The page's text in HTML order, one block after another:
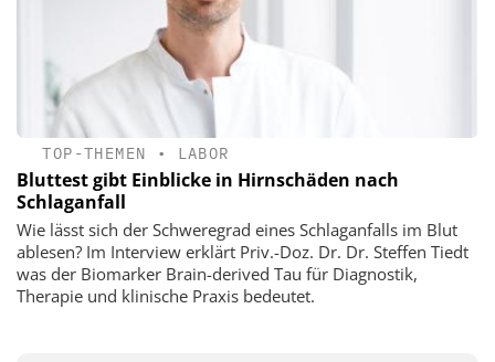
TOP-THEMEN • LABOR
Bluttest gibt Einblicke in Hirnschäden nach
Schlaganfall
Wie lässt sich der Schweregrad eines Schlaganfalls im Blut
ablesen? Im Interview erklärt Priv.-Doz. Dr. Dr. Steffen Tiedt
was der Biomarker Brain-derived Tau für Diagnostik,
Therapie und klinische Praxis bedeutet.